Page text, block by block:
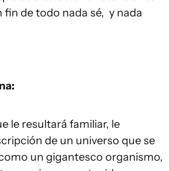
fin de todo nada sé, y nada
le resultará familiar, le
de un universo que se
un gigantesco organismo,